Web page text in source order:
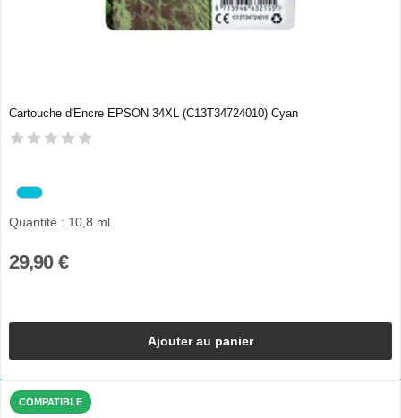
Cartouche d'Encre EPSON 34XL (C13T34724010) Cyan
Quantité : 10,8 ml
29,90 €
Ajouter au panier
COMPATIBLE